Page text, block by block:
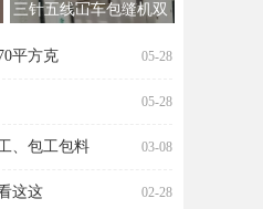
三针五线冚车包缝机双
平方克
05-28
05-28
、包工包料 03-08
这这 02-28